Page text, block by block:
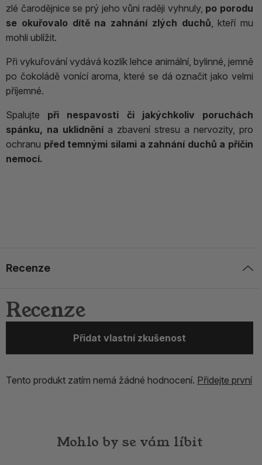
zlé čarodějnice se prý jeho vůni raději vyhnuly, po porodu
se okuřovalo dítě na zahnání zlých duchů, kteří mu
mohli ublížit.
Při vykuřování vydává kozlík lehce animální, bylinné, jemně
po čokoládě vonící aroma, které se dá označit jako velmi
příjemné.
Spalujte při nespavosti či jakýchkoliv poruchách
spánku, na uklidnění a zbavení stresu a nervozity, pro
ochranu před temnými silami a zahnání duchů a příčin
nemocí.
Recenze
Recenze
Přidat vlastní zkušenost
Tento produkt zatím nemá žádné hodnocení. Přidejte první
Mohlo by se vám líbit